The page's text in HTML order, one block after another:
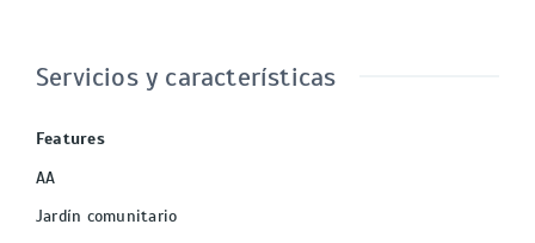
Servicios y características
Features
AA
Jardín comunitario